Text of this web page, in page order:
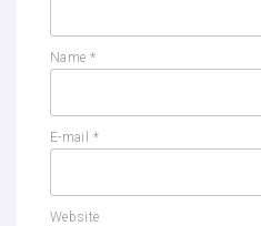
Name *
E-mail *
Website